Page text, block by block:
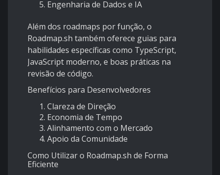
Engenharia de Dados e IA
Além dos roadmaps por função, o
Roadmap.sh também oferece guias para
habilidades específicas como TypeScript,
JavaScript moderno, e boas práticas na
revisão de código.
Benefícios para Desenvolvedores
Clareza de Direção
Economia de Tempo
Alinhamento com o Mercado
Apoio da Comunidade
Como Utilizar o Roadmap.sh de Forma
Eficiente